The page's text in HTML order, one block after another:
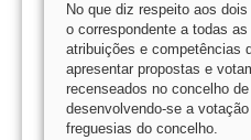
No que diz respeito aos
o correspondente a todas
atribuições e competências
apresentar propostas e
recenseados no concelho
desenvolvendo-se a
freguesias do concelho.